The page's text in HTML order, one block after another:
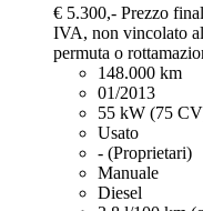
€ 5.300,- Prezzo
IVA, non vincolato
permuta o
148.000 km
01/2013
55 kW (75
Usato
- (Proprietari)
Manuale
Diesel